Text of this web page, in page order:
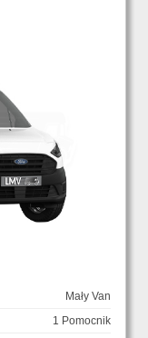
Mały Van
1 Pomocnik